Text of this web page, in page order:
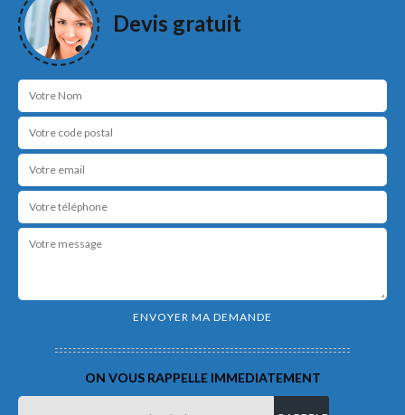
Devis gratuit
ON VOUS RAPPELLE IMMEDIATEMENT